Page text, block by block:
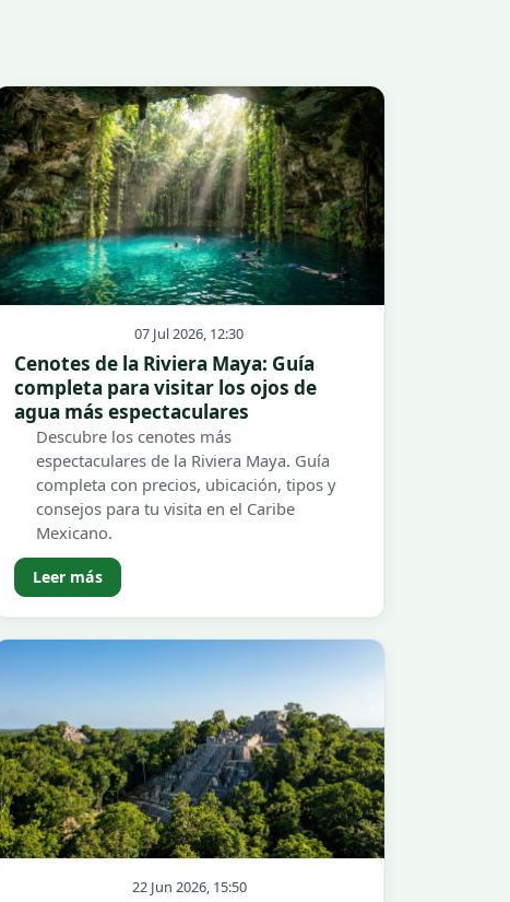
07 Jul 2026, 12:30
Cenotes de la Riviera Maya: Guía
completa para visitar los ojos de
agua más espectaculares
Descubre los cenotes más
espectaculares de la Riviera Maya. Guía
completa con precios, ubicación, tipos y
consejos para tu visita en el Caribe
Mexicano.
Leer más
22 Jun 2026, 15:50